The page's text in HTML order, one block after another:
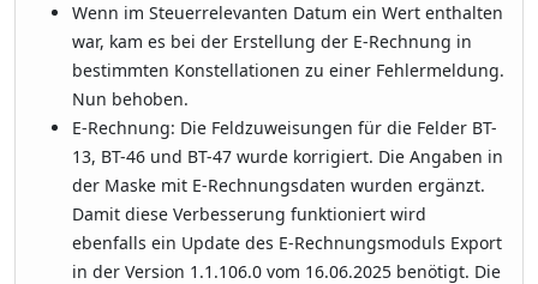
Wenn im Steuerrelevanten Datum ein Wert enthalten
war, kam es bei der Erstellung der E-Rechnung in
bestimmten Konstellationen zu einer Fehlermeldung.
Nun behoben.
E-Rechnung: Die Feldzuweisungen für die Felder BT-
13, BT-46 und BT-47 wurde korrigiert. Die Angaben in
der Maske mit E-Rechnungsdaten wurden ergänzt.
Damit diese Verbesserung funktioniert wird
ebenfalls ein Update des E-Rechnungsmoduls Export
in der Version 1.1.106.0 vom 16.06.2025 benötigt. Die